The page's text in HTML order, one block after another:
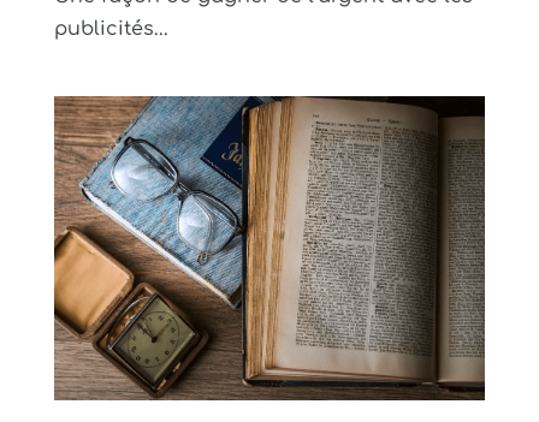
publicités...